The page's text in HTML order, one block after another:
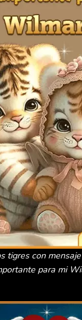
tigres con
para mi